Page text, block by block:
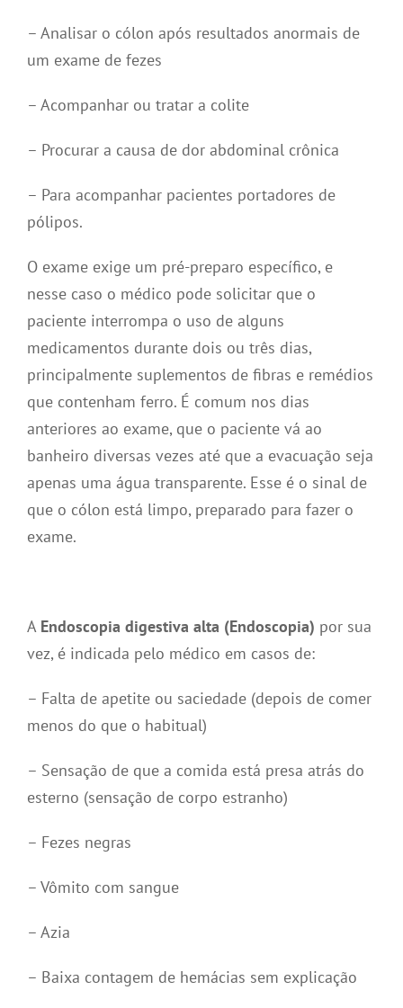
– Analisar o cólon após resultados anormais de
um exame de fezes
– Acompanhar ou tratar a colite
– Procurar a causa de dor abdominal crônica
– Para acompanhar pacientes portadores de
pólipos.
O exame exige um pré-preparo específico, e
nesse caso o médico pode solicitar que o
paciente interrompa o uso de alguns
medicamentos durante dois ou três dias,
principalmente suplementos de fibras e remédios
que contenham ferro. É comum nos dias
anteriores ao exame, que o paciente vá ao
banheiro diversas vezes até que a evacuação seja
apenas uma água transparente. Esse é o sinal de
que o cólon está limpo, preparado para fazer o
exame.
A Endoscopia digestiva alta (Endoscopia) por sua
vez, é indicada pelo médico em casos de:
– Falta de apetite ou saciedade (depois de comer
menos do que o habitual)
– Sensação de que a comida está presa atrás do
esterno (sensação de corpo estranho)
– Fezes negras
– Vômito com sangue
– Azia
– Baixa contagem de hemácias sem explicação